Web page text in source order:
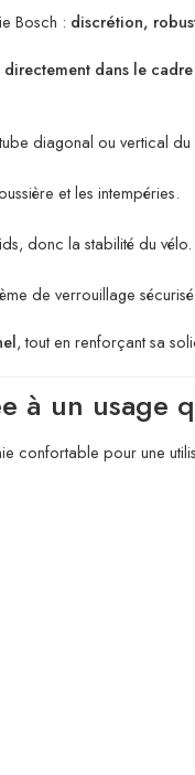
Bosch : discrétion,
directement dans le
diagonal ou vertical
et les intempéries.
donc la stabilité du vélo.
de verrouillage
, tout en renforçant sa
à un usage
confortable pour une